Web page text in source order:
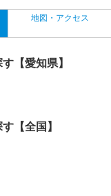
地図・アクセス
【愛知県】
【全国】